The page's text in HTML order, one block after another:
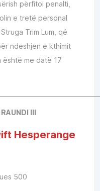
përfitoi penalti,
e tretë personal
Trim Lum, që
ndeshjen e kthimit
është me datë 17
III
Hesperange
500